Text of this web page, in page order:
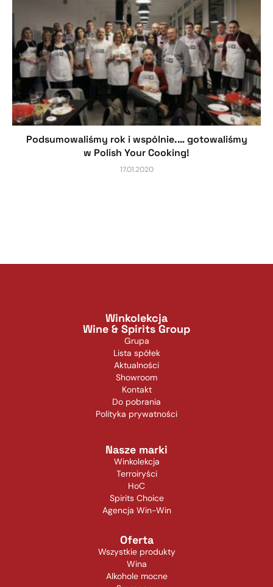
Podsumowaliśmy rok i wspólnie.… gotowaliśmy
w Polish Your Cooking!
17.01.2020
Winkolekcja
Wine & Spirits Group
Grupa
Lista spółek
Aktualności
Showroom
Kontakt
Do pobrania
Polityka prywatności
Nasze marki
Winkolekcja
Terroiryści
HoC
Spirits Choice
Agencja Win-Win
Oferta
Wszystkie produkty
Wina
Alkohole mocne